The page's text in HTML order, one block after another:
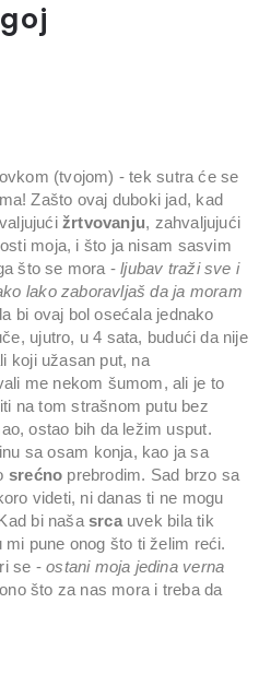
(tvojom) - tek sutra će se
Zašto ovaj duboki jad, kad
žrtvovanju, zahvaljujući
moja, i što ja nisam sasvim
što se mora - ljubav traži sve i
lako zaboravljaš da ja moram
bi ovaj bol osećala jednako
ujutro, u 4 sata, budući da nije
koji užasan put, na
me nekom šumom, ali je to
na tom strašnom putu bez
ostao bih da ležim usput.
sa osam konja, kao ja sa
srećno prebrodim. Sad brzo sa
videti, ni danas ti ne mogu
bi našasrca uvek bila tik
pune onog što ti želim reći.
se -ostani moja jedina verna
što za nas mora i treba da